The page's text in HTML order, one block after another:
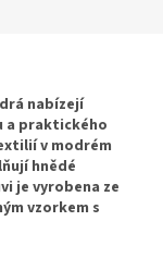
nabízejí
a praktického
v modrém
hnědé
je vyrobena ze
vzorkem s